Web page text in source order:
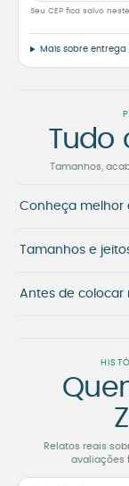
Seu CEP fica salvo
Mais sobre
Tudo
Tamanhos,
Conheça melhor
Tamanhos e
Antes de colocar
Relatos reais
avaliações